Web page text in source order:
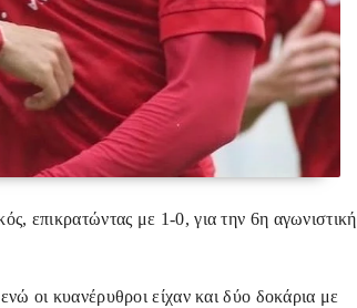
επικρατώντας με 1-0, για την 6η αγωνιστική
οι κυανέρυθροι είχαν και δύο δοκάρια με